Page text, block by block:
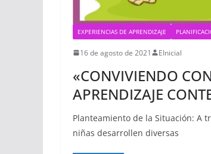
EXPERIENCIAS DE APRENDIZAJE
16 de agosto de 2021 EInicial
«CONVIVIENDO
APRENDIZAJE
Planteamiento de la Situación: A
niñas desarrollen diversas